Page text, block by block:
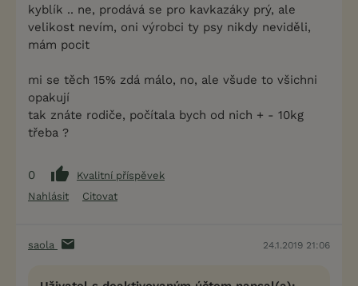
kyblík .. ne, prodává se pro kavkazáky prý, ale
velikost nevím, oni výrobci ty psy nikdy neviděli,
mám pocit
mi se těch 15% zdá málo, no, ale všude to všichni
opakují
tak znáte rodiče, počítala bych od nich + - 10kg
třeba ?
0
Kvalitní příspěvek
Nahlásit
Citovat
saola 24.1.2019 21:06